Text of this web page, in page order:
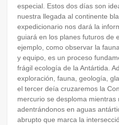
especial. Estos dos días son
nuestra llegada al continente
expedicionario nos dará la
guiará en los planes futuros de
ejemplo, como observar la
y equipo, es un proceso
frágil ecología de la Antártida.
exploración, fauna, geología,
el tercer deía cruzaremos la
mercurio se desploma mientras
adentrándonos en aguas
abrupto que marca la